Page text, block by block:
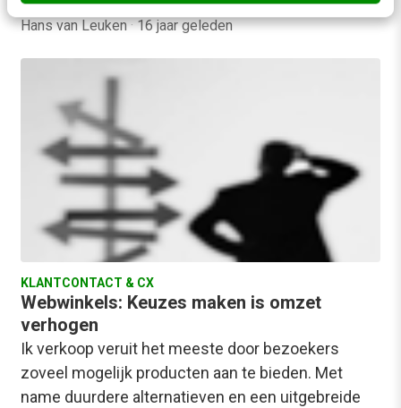
Hans van Leuken· 16 jaar geleden
KLANTCONTACT & CX
Webwinkels: Keuzes maken is omzet
verhogen
Ik verkoop veruit het meeste door bezoekers
zoveel mogelijk producten aan te bieden. Met
name duurdere alternatieven en een uitgebreide